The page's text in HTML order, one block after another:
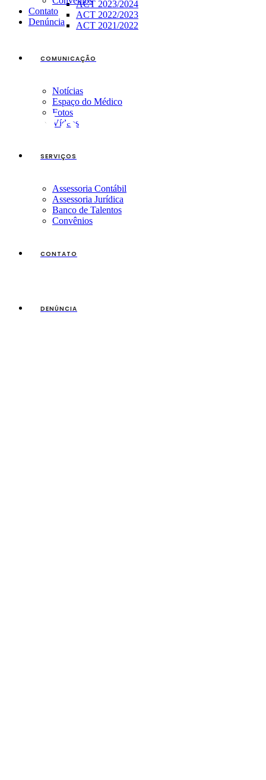
ACT 2023/2024
ACT 2022/2023
ACT 2021/2022
COMUNICAÇÃO
Notícias
Espaço do Médico
Fotos
Vídeos
SERVIÇOS
Assessoria Contábil
Assessoria Jurídica
Banco de Talentos
Convênios
CONTATO
DENÚNCIA
Contato
Denúncia
New Realm